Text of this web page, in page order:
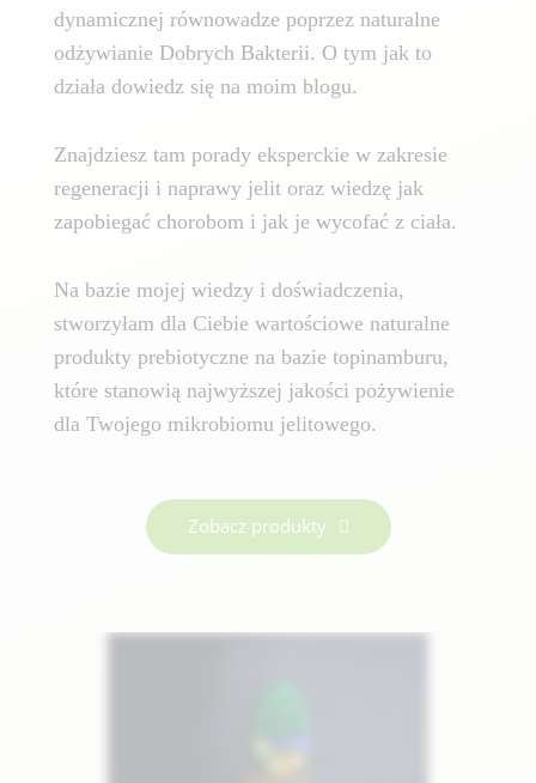
dynamicznej równowadze poprzez naturalne
odżywianie Dobrych Bakterii. O tym jak to
działa dowiedz się na moim blogu.
Znajdziesz tam porady eksperckie w zakresie
regeneracji i naprawy jelit oraz wiedzę jak
zapobiegać chorobom i jak je wycofać z ciała.
Na bazie mojej wiedzy i doświadczenia,
stworzyłam dla Ciebie wartościowe naturalne
produkty prebiotyczne na bazie topinamburu,
które stanowią najwyższej jakości pożywienie
dla Twojego mikrobiomu jelitowego.
Zobacz produkty